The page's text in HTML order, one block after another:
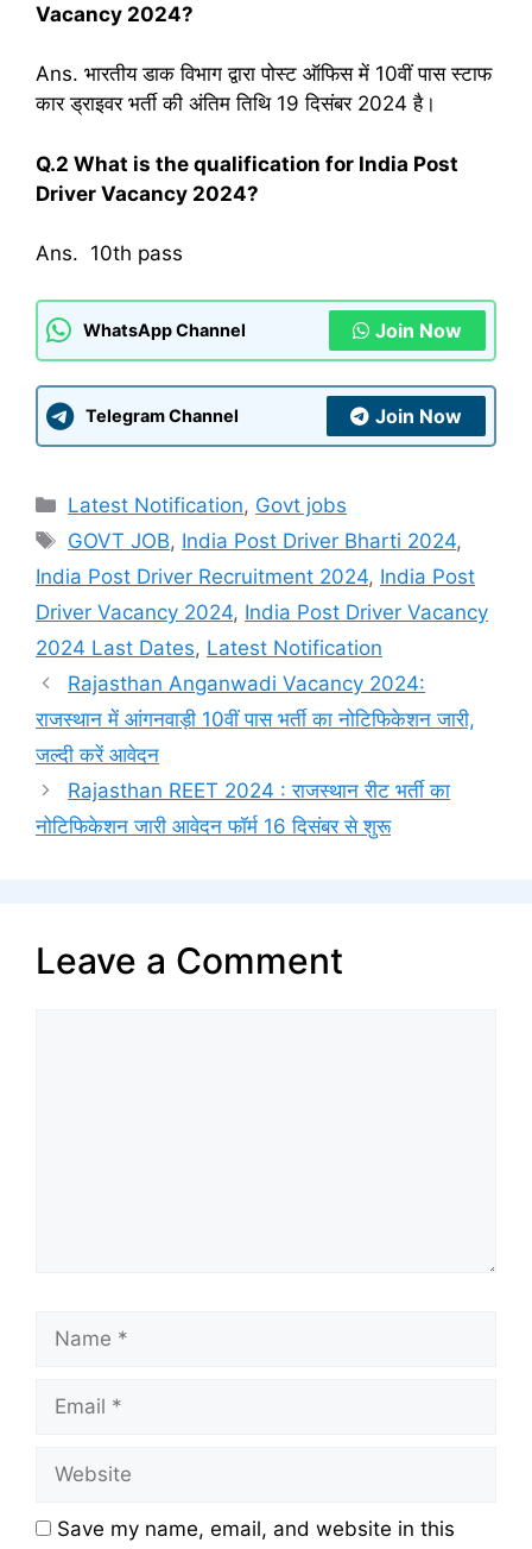
Vacancy 2024?
Ans. भारतीय डाक विभाग द्वारा पोस्ट ऑफिस में 10वीं पास स्टाफ
कार ड्राइवर भर्ती की अंतिम तिथि 19 दिसंबर 2024 है।
Q.2 What is the qualification for India Post
Driver Vacancy 2024?
Ans. 10th pass
WhatsApp Channel Join Now
Telegram Channel Join Now
Categories
Latest Notification, Govt jobs
Tags
GOVT JOB, India Post Driver Bharti 2024,
India Post Driver Recruitment 2024, India Post
Driver Vacancy 2024, India Post Driver Vacancy
2024 Last Dates, Latest Notification
Rajasthan Anganwadi Vacancy 2024:
राजस्थान में आंगनवाड़ी 10वीं पास भर्ती का नोटिफिकेशन जारी,
जल्दी करें आवेदन
Rajasthan REET 2024 : राजस्थान रीट भर्ती का
नोटिफिकेशन जारी आवेदन फॉर्म 16 दिसंबर से शुरू
Leave a Comment
Name
Email
Website
Save my name, email, and website in this